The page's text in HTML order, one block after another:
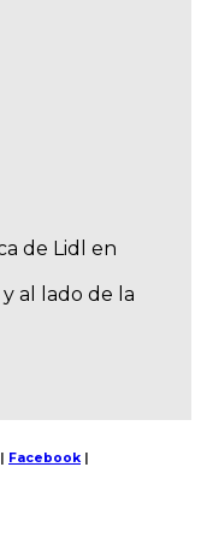
de Lidl en
al lado de la
Facebook